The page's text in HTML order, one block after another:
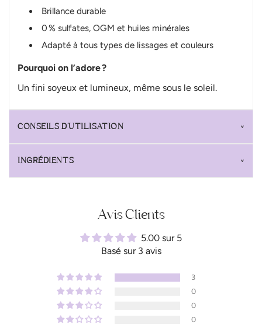
Brillance durable
0 % sulfates, OGM et huiles minérales
Adapté à tous types de lissages et couleurs
Pourquoi on l’adore ?
Un fini soyeux et lumineux, même sous le soleil.
CONSEILS D’UTILISATION
INGRÉDIENTS
Avis Clients
5.00 sur 5
Basé sur 3 avis
3
0
0
0